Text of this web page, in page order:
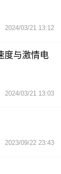
2024/03/21 13:12
度与激情电
2024/03/21 13:03
2023/09/22 23:43